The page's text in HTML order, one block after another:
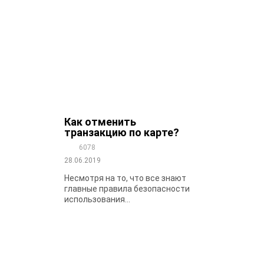
Как отменить
транзакцию по карте?
6078
28.06.2019
Несмотря на то, что все знают
главные правила безопасности
использования...